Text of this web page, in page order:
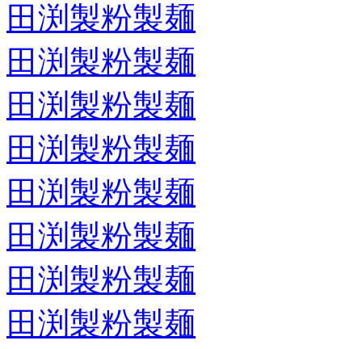
田渕製粉製麺
田渕製粉製麺
田渕製粉製麺
田渕製粉製麺
田渕製粉製麺
田渕製粉製麺
田渕製粉製麺
田渕製粉製麺